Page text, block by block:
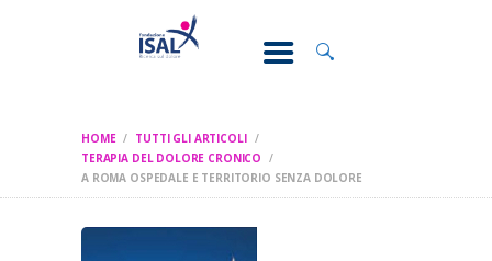
HOME
TUTTI GLI ARTICOLI
TERAPIA DEL DOLORE CRONICO
A ROMA OSPEDALE E TERRITORIO SENZA DOLORE
CONOSCI IL
DOLORE
RICERCA
FORMAZIONE